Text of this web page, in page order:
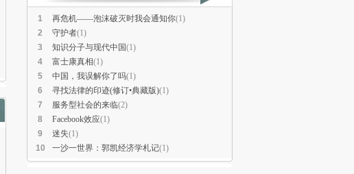
1 再危机——泡沫破灭时我会通知你(1)
2
守护者(1)
3
知识分子与现代中国(1)
4
富士康真相(1)
5
中国，我误解你了吗(1)
6
寻找法律的印迹(修订•典藏版)(1)
7
服务型社会的来临(2)
8
Facebook效应(1)
9
迷失(1)
10
一沙一世界：郭凯经济学札记(1)